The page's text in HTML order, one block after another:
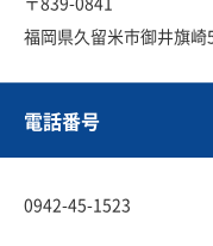
福岡県久留米市御井旗
電話番号
0942-45-1523